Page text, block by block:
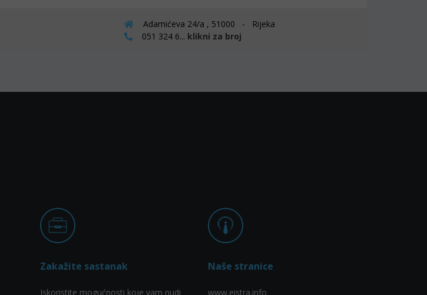
Adamićeva 24/a , 51000 - Rijeka
051 324 6... klikni za broj
Zakažite sastanak
Iskoristite mogućnosti koje vam nudi
Naše stranice
www.eistra.info